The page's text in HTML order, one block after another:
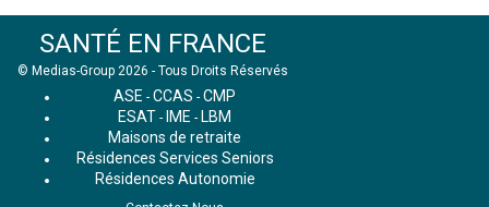
SANTÉ EN FRANCE
© Medias-Group 2026 - Tous Droits Réservés
ASE - CCAS - CMP
ESAT - IME - LBM
Maisons de retraite
Résidences Services Seniors
Résidences Autonomie